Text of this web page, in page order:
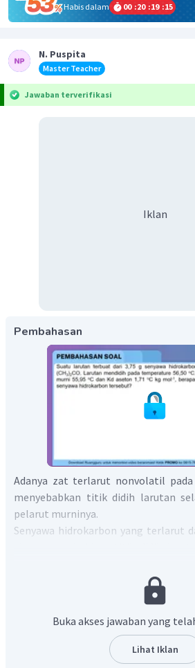
Habis dalam
00 :20 :19 :14
N. Puspita
Master Teacher
Jawaban terverifikasi
Iklan
Pembahasan
Adanya zat terlarut nonvolatil
menyebabkan titik didih larutan
pelarut murninya.
Senyawa hidrokarbon yang terlarut
Buka akses jawaban yang
Lihat Iklan